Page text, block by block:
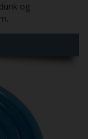
og